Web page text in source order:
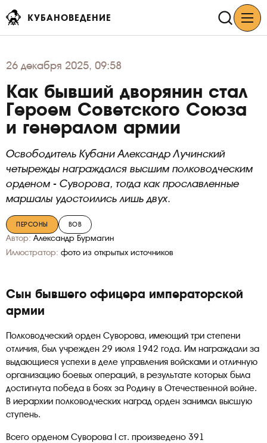
КУБАНОВЕДЕНИЕ
26 декабря 2025, 09:58
Как бывший дворянин стал
Героем Советского Союза
и генералом армии
Освободитель Кубани Александр Лучинский
четырежды награждался высшим полководческим
орденом - Суворова, тогда как прославленные
маршалы удостоились лишь двух.
ПЕРСОНЫ ВОВ
Автор: Александр Бурмагин
Иллюстратор: фото из открытых источников
Сын бывшего офицера императорской
армии
Полководческий орден Суворова, имеющий три степени
отличия, был учрежден 29 июля 1942 года. Им награждали за
выдающиеся успехи в деле управления войсками и отличную
организацию боевых операций, в результате которых была
достигнута победа в боях за Родину в Отечественной войне.
В иерархии полководческих наград орден занимал высшую
ступень.
Всего орденом Суворова I ст. произведено 391